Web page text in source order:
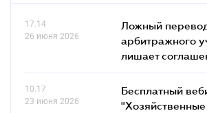
17.14
26 июня 2026
Ложный
арбитражного
лишает
10.17
23 июня 2026
Бесплатный